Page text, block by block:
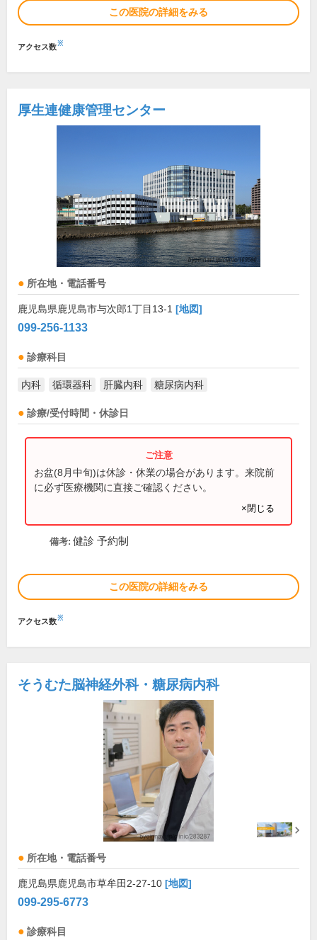
この医院の詳細をみる
アクセス数※
厚生連健康管理センター
所在地・電話番号
鹿児島県鹿児島市与次郎1丁目13-1 [地図]
099-256-1133
診療科目
内科 循環器科 肝臓内科 糖尿病内科
診療/受付時間・休診日
お盆(8月中旬)は休診・休業の場合があります。来院前
に必ず医療機関に直接ご確認ください。
×閉じる
備考: 健診 予約制
この医院の詳細をみる
アクセス数※
そうむた脳神経外科・糖尿病内科
所在地・電話番号
鹿児島県鹿児島市草牟田2-27-10 [地図]
099-295-6773
診療科目